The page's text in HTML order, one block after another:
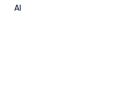
AI